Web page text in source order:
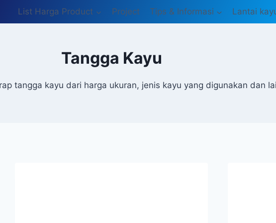
List Harga Product Project Tips & Informasi Lantai
Tangga Kayu
tangga kayu dari harga ukuran, jenis kayu yang digunakan dan